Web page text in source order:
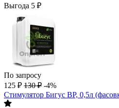
Выгода 5 ₽
По запросу
125 ₽ 130 ₽ -4%
Стимулятор Бигус ВР, 0,5л